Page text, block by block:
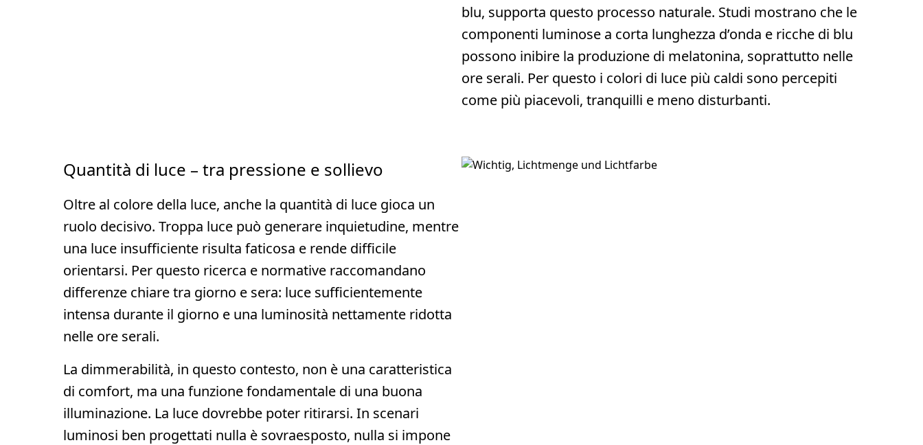
blu, supporta questo processo naturale. Studi mostrano che le
componenti luminose a corta lunghezza d’onda e ricche di blu
possono inibire la produzione di melatonina, soprattutto nelle
ore serali. Per questo i colori di luce più caldi sono percepiti
come più piacevoli, tranquilli e meno disturbanti.
Quantità di luce – tra pressione e sollievo
Oltre al colore della luce, anche la quantità di luce gioca un
ruolo decisivo. Troppa luce può generare inquietudine, mentre
una luce insufficiente risulta faticosa e rende difficile
orientarsi. Per questo ricerca e normative raccomandano
differenze chiare tra giorno e sera: luce sufficientemente
intensa durante il giorno e una luminosità nettamente ridotta
nelle ore serali.
La dimmerabilità, in questo contesto, non è una caratteristica
di comfort, ma una funzione fondamentale di una buona
illuminazione. La luce dovrebbe poter ritirarsi. In scenari
luminosi ben progettati nulla è sovraesposto, nulla si impone